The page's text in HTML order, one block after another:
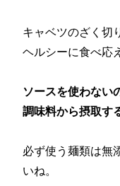
キャベツのざく切
ヘルシーに食べ応
ソースを使わない
調味料から摂取す
必ず使う麺類は無
いね。